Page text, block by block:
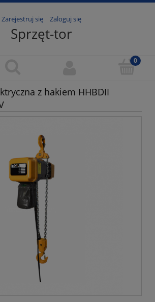
Zarejestruj się Zaloguj się
Sprzęt-tor
z hakiem HHBDII